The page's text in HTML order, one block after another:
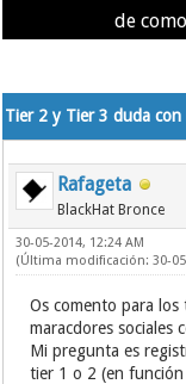
de
Tier 2 y Tier 3 duda con
Rafageta
BlackHat Bronce
30-05-2014, 12:24 AM
(Última modificación: 30-
Os comento para
maracdores sociales
Mi pregunta es
tier 1 o 2 (en